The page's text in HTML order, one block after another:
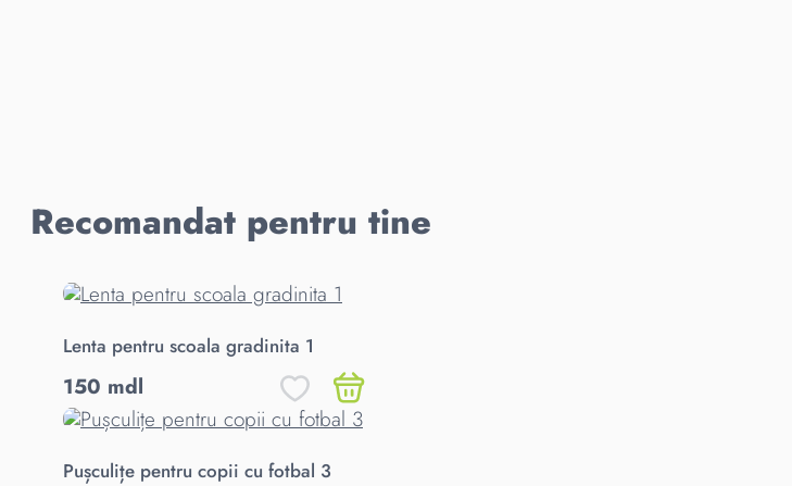
Recomandat pentru tine
Lenta pentru scoala gradinita 1
150 mdl
Pușculițe pentru copii cu fotbal 3